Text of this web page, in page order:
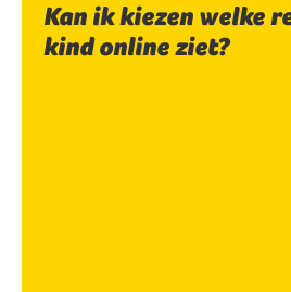
Kan ik kiezen welke
kind online ziet?